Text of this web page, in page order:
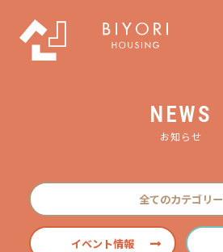
NEWS
お知らせ
全てのカテゴリー
イベント情報